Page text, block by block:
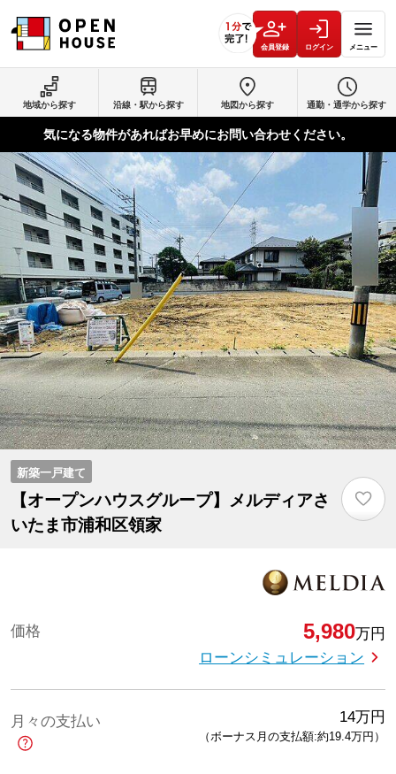
会員登録 ログイン メニュー
地域から探す 沿線・駅から探す 地図から探す 通勤・通学から探す
気になる物件があればお早めにお問い合わせください。
新築一戸建て
【オープンハウスグループ】メルディアさ
いたま市浦和区領家
♡
価格 5,980万円
ローンシミュレーション
月々の支払い 14万円
（ボーナス月の支払額:約19.4万円 ）